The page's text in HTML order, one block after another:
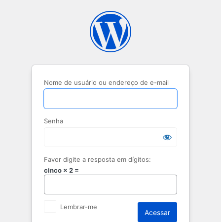
Nome de usuário ou endereço de e-mail
Senha
Favor digite a resposta em dígitos:
cinco × 2 =
Lembrar-me